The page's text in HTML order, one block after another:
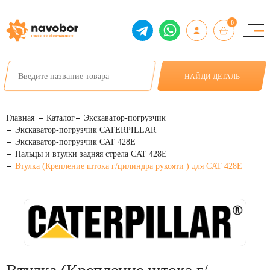
0
НАЙДИ ДЕТАЛЬ
Главная Каталог
Экскаватор-погрузчик
Экскаватор-погрузчик CATERPILLAR
Экскаватор-погрузчик CAT 428E
Пальцы и втулки задняя стрела CAT 428E
Втулка (Крепление штока г/цилиндра рукояти ) для CAT 428E